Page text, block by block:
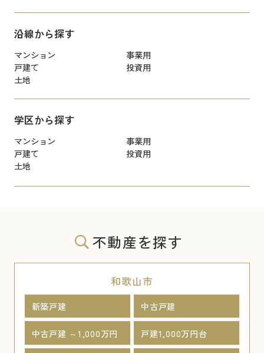
沿線から探す
マンション
事業用
戸建て
投資用
土地
学区から探す
マンション
事業用
戸建て
投資用
土地
不動産を探す
和歌山市
新築戸建 中古戸建
中古戸建 ～1,000万円 戸建1,000万円台